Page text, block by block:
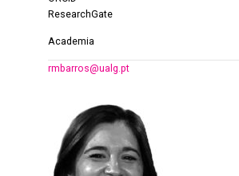
ResearchGate
Academia
rmbarros@ualg.pt